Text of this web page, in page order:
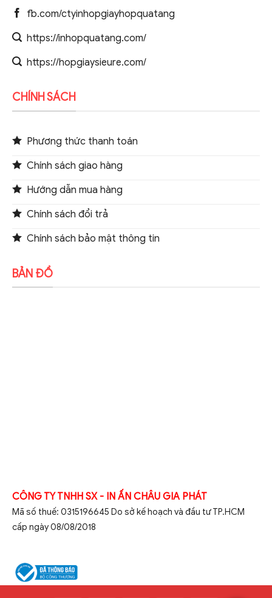
fb.com/ctyinhopgiayhopquatang
https://inhopquatang.com/
https://hopgiaysieure.com/
CHÍNH SÁCH
Phương thức thanh toán
Chính sách giao hàng
Hướng dẫn mua hàng
Chính sách đổi trả
Chính sách bảo mật thông tin
BẢN ĐỒ
CÔNG TY TNHH SX - IN ẤN CHÂU GIA PHÁT
Mã số thuế: 0315196645 Do sở kế hoạch và đầu tư TP.HCM
cấp ngày 08/08/2018